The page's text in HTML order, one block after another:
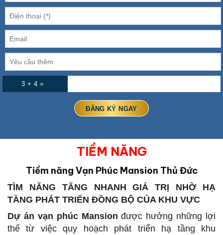
3 + 4 =
TIỀM NĂNG
Tiềm năng Vạn Phúc Mansion Thủ Đức
TÌM NĂNG TĂNG NHANH GIÁ TRỊ NHỜ HẠ
TẦNG PHÁT TRIỂN ĐỒNG BỘ CỦA KHU VỰC
Dự án vạn phúc Mansion được hưởng những lợi
thế từ việc quy hoạch phát triển hạ tầng khu